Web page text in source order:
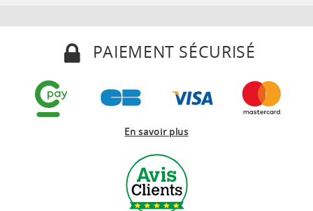
PAIEMENT SÉCURISÉ
En savoir plus